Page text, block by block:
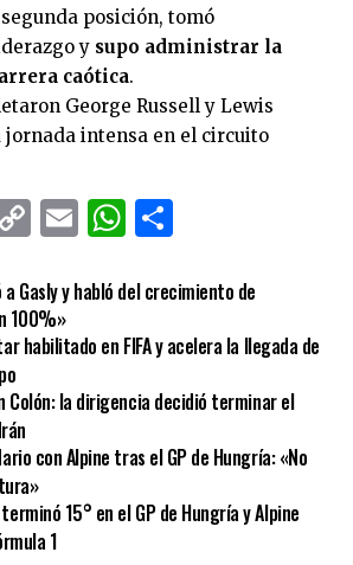
posición, tomó
y supo administrar la
caótica.
George Russell y Lewis
intensa en el circuito
CopyEmailWhatsApp
Gasly y habló del crecimiento de
100%»
habilitado en FIFA y acelera la llegada de
Colón: la dirigencia decidió terminar el
con Alpine tras el GP de Hungría: «No
15° en el GP de Hungría y Alpine
1